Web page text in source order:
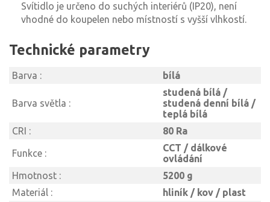
Svítidlo je určeno do suchých interiérů (IP20), není
vhodné do koupelen nebo místností s vyšší vlhkostí.
Technické parametry
Barva : bílá
Barva světla :
studená bílá /
studená denní bílá /
teplá bílá
CRI :
80 Ra
Funkce :
CCT / dálkové
ovládání
Hmotnost :
5200 g
Materiál :
hliník / kov / plast